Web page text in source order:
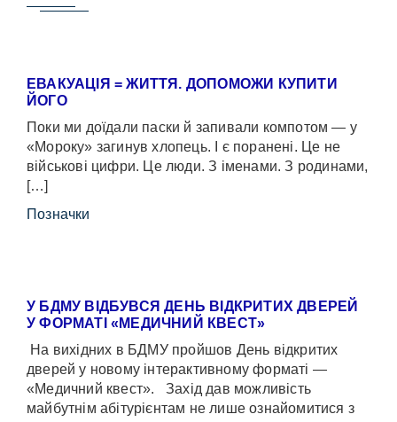
ЕВАКУАЦІЯ = ЖИТТЯ. ДОПОМОЖИ КУПИТИ
ЙОГО
Поки ми доїдали паски й запивали компотом — у
«Мороку» загинув хлопець. І є поранені. Це не
військові цифри. Це люди. З іменами. З родинами,
[…]
Позначки
У БДМУ ВІДБУВСЯ ДЕНЬ ВІДКРИТИХ ДВЕРЕЙ
У ФОРМАТІ «МЕДИЧНИЙ КВЕСТ»
На вихідних в БДМУ пройшов День відкритих
дверей у новому інтерактивному форматі —
«Медичний квест». Захід дав можливість
майбутнім абітурієнтам не лише ознайомитися з